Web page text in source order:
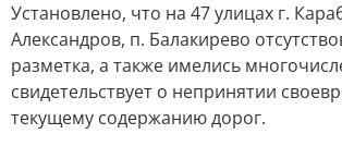
Установлено, что на 47 улицах г.
Александров, п. Балакирево
разметка, а также имелись
свидетельствует о непринятии
текущему содержанию дорог.